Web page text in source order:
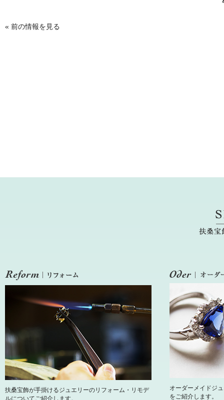
« 前の情報を見る
扶桑宝飾が手掛けるジュエリーのリフォーム・リモデ
ルについてご紹介します。
オーダーメイドジ
をご紹介します。